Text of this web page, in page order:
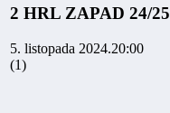
2 HRL ZAPAD 24/25
5. listopada 2024.20:00
(1)